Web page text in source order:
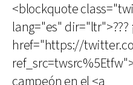
<blockquote
lang="es" dir="ltr">???
href="https://